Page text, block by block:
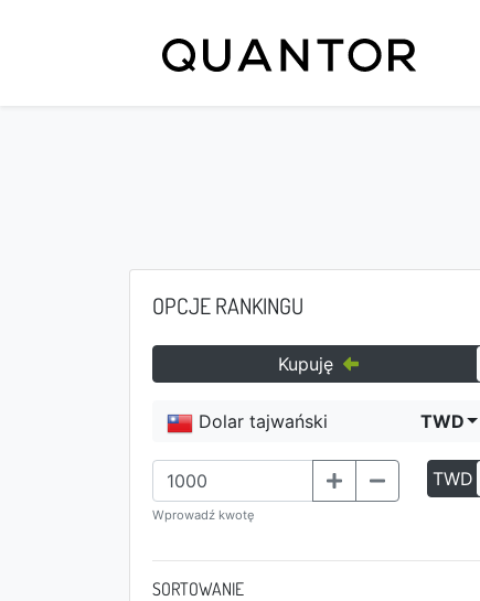
OPCJE RANKINGU
Kupuję
Dolar tajwański TWD
Wprowadź kwotę
TWD
SORTOWANIE